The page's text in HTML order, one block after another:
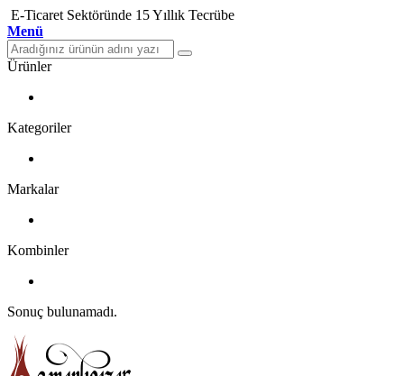
E-Ticaret Sektöründe 15 Yıllık Tecrübe
Menü
Ürünler
Kategoriler
Markalar
Kombinler
Sonuç bulunamadı.